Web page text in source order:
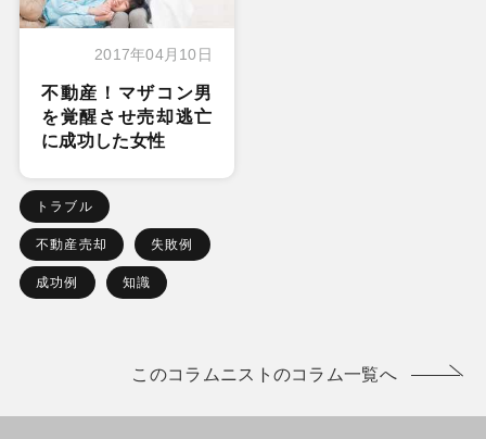
2017年04月10日
不動産！マザコン男
を覚醒させ売却逃亡
に成功した女性
トラブル
不動産売却 失敗例
成功例 知識
このコラムニストのコラム一覧へ